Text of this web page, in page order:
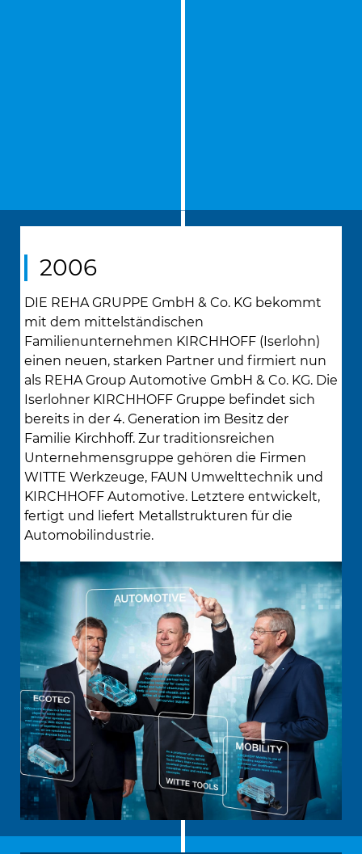
2006
DIE REHA GRUPPE GmbH & Co. KG bekommt
mit dem mittelständischen
Familienunternehmen KIRCHHOFF (Iserlohn)
einen neuen, starken Partner und firmiert nun
als REHA Group Automotive GmbH & Co. KG. Die
Iserlohner KIRCHHOFF Gruppe befindet sich
bereits in der 4. Generation im Besitz der
Familie Kirchhoff. Zur traditionsreichen
Unternehmensgruppe gehören die Firmen
WITTE Werkzeuge, FAUN Umwelttechnik und
KIRCHHOFF Automotive. Letztere entwickelt,
fertigt und liefert Metallstrukturen für die
Automobilindustrie.